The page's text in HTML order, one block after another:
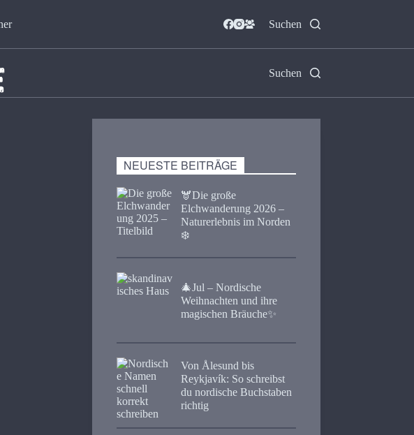
Suchen
Suchen
NEUESTE BEITRÄGE
🫎​Die große
Elchwanderung 2026 –
Naturerlebnis im Norden
❄️
🎄Jul – Nordische
Weihnachten und ihre
magischen Bräuche✨
Von Ålesund bis
Reykjavík: So schreibst
du nordische Buchstaben
richtig